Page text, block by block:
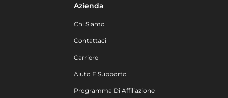
Azienda
Chi Siamo
Contattaci
Carriere
Aiuto E Supporto
Programma Di Affiliazione